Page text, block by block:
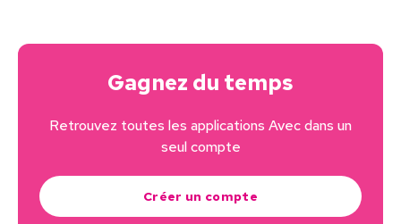
Gagnez du temps
Retrouvez toutes les applications Avec dans un
seul compte
Créer un compte